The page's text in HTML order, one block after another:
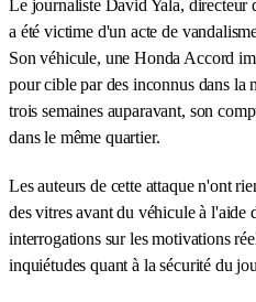
Le journaliste David Yala, directeur
a été victime d'un acte de
Son véhicule, une Honda Accord
pour cible par des inconnus dans
trois semaines auparavant, son
dans le même quartier.
Les auteurs de cette attaque n'ont
des vitres avant du véhicule à l'aide
interrogations sur les motivations
inquiétudes quant à la sécurité du